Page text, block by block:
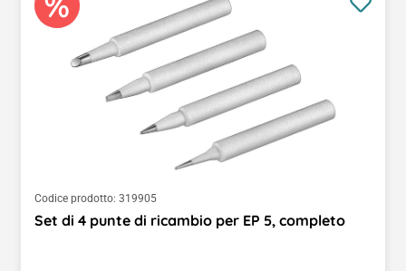
Codice prodotto: 319905
Set di 4 punte di ricambio per EP 5, completo